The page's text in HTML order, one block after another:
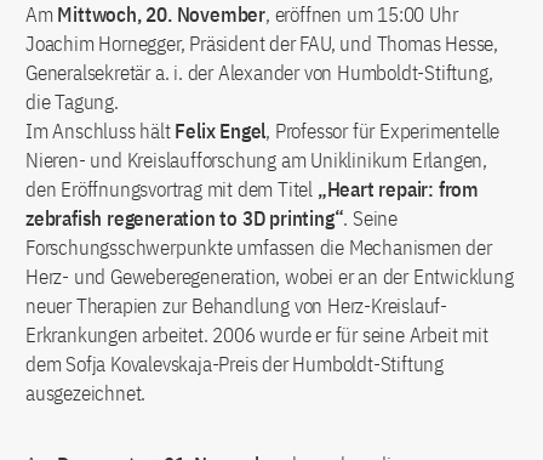
Am Mittwoch, 20. November, eröffnen um 15:00 Uhr
Joachim Hornegger, Präsident der FAU, und Thomas Hesse,
Generalsekretär a. i. der Alexander von Humboldt-Stiftung,
die Tagung.
Im Anschluss hältFelix Engel, Professor für Experimentelle
Nieren- und Kreislaufforschung am Uniklinikum Erlangen,
den Eröffnungsvortrag mit dem Titel „Heart repair: from
zebrafish regeneration to 3D printing“. Seine
Forschungsschwerpunkte umfassen die Mechanismen der
Herz- und Geweberegeneration, wobei er an der Entwicklung
neuer Therapien zur Behandlung von Herz-Kreislauf-
Erkrankungen arbeitet. 2006 wurde er für seine Arbeit mit
dem Sofja Kovalevskaja-Preis der Humboldt-Stiftung
ausgezeichnet.